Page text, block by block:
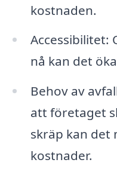
kostnaden.
Accessibilitet:
nå kan det
Behov av
att företaget
skräp kan det
kostnader.